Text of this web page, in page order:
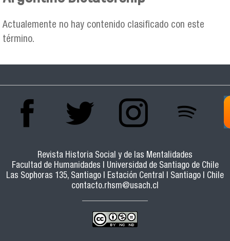
Se encuentra usted aquí
Actualemente no hay contenido clasificado con este
término.
Revista Historia Social y de las Mentalidades
Facultad de Humanidades | Universidad de Santiago de Chile
Las Sophoras 135, Santiago | Estación Central | Santiago | Chile
contacto.rhsm@usach.cl